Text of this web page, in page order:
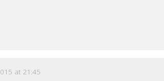
at 21:45